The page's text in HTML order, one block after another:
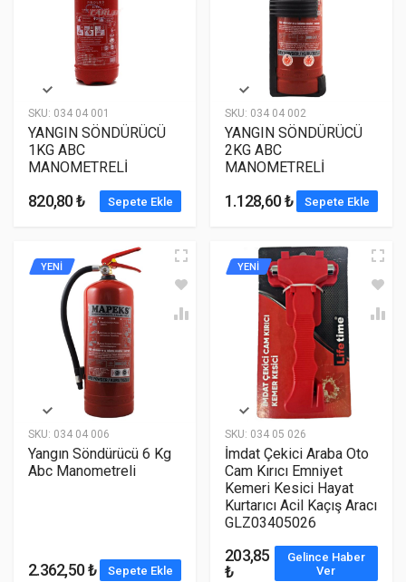
SKU: 034 04 001
YANGIN SÖNDÜRÜCÜ
1KG ABC
MANOMETRELİ
820,80 ₺ Sepete Ekle
SKU: 034 04 002
YANGIN SÖNDÜRÜCÜ
2KG ABC
MANOMETRELİ
1.128,60 ₺ Sepete Ekle
SKU: 034 04 006
YENİ
Yangın Söndürücü 6 Kg
Abc Manometreli
2.362,50 ₺ Sepete Ekle
SKU: 034 05 026
YENİ
İmdat Çekici Araba Oto
Cam Kırıcı Emniyet
Kemeri Kesici Hayat
Kurtarıcı Acil Kaçış Aracı
GLZ03405026
203,85
₺
Gelince Haber
Ver